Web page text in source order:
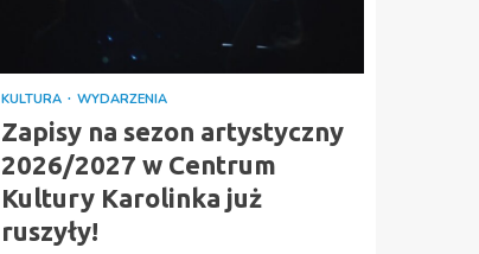
KULTURA WYDARZENIA
Zapisy na sezon artystyczny
2026/2027 w Centrum
Kultury Karolinka już
ruszyły!